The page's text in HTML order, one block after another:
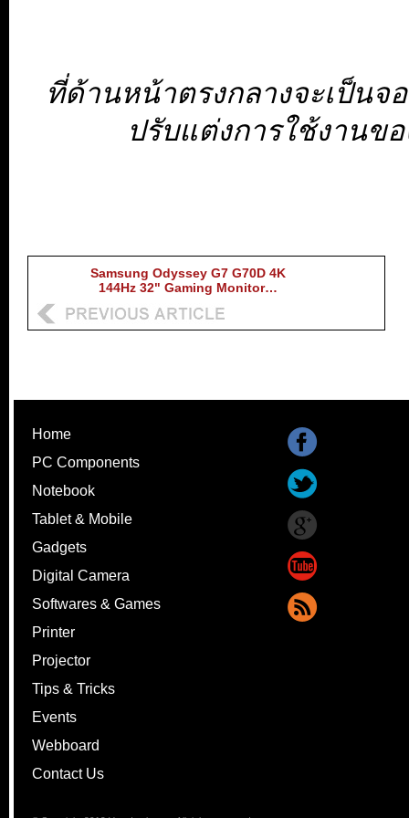
ที่ด้านหน้าตรงกลางจะเป็นจ
ปรับแต่งการใช้งานข
Samsung Odyssey G7 G70D 4K
144Hz 32" Gaming Monitor…
Home
PC Components
Notebook
Tablet & Mobile
Gadgets
Digital Camera
Softwares & Games
Printer
Projector
Tips & Tricks
Events
Webboard
Contact Us